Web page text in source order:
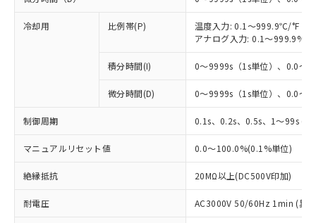
冷却用 比例帯(P)
温度入力: 0.1～999.9℃/°F（
アナログ入力: 0.1～
積分時間(I) 0～9999s（1s単位）、0.0～
微分時間(D) 0～9999s（1s単位）、0.0～
制御周期 0.1s、0.2s、0.5s、1～99s (1s
マニュアルリセット値 0.0～100.0%(0.1%単位)
絶縁抵抗 20MΩ以上(DC500V印加)
耐電圧 AC3000V 50/60Hz 1min (異